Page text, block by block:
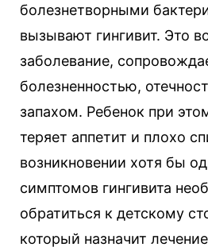
болезнетворными
вызывают гингивит. Это
заболевание,
болезненностью,
запахом. Ребенок при
теряет аппетит и плохо
возникновении хотя бы
симптомов гингивита
обратиться к детскому
который назначит